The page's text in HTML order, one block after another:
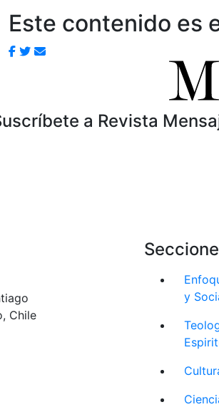
Este contenido es
a Revista
Chile
y